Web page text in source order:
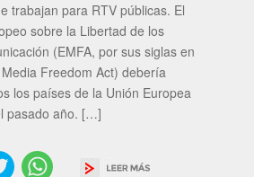
trabajan para RTV públicas. El
sobre la Libertad de los
(EMFA, por sus siglas en
Freedom Act) debería
los países de la Unión Europea
pasado año. […]